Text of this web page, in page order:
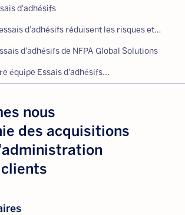
d'adhésifs
Comment les essais d'adhésifs réduisent les risques et soutiennent la conformité
d'adhésifs de NFPA Global Solutions
équipe Essais d'adhésifs...
nous
des acquisitions